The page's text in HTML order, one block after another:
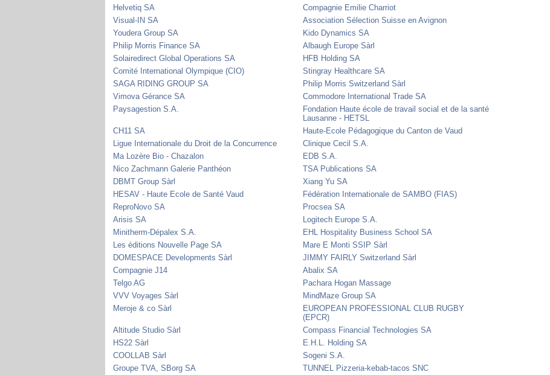
Helvetiq SA
Compagnie Emilie Charriot
Visual-IN SA
Association Sélection Suisse en Avignon
Youdera Group SA
Kido Dynamics SA
Philip Morris Finance SA
Albaugh Europe Sàrl
Solairedirect Global Operations SA
HFB Holding SA
Comité International Olympique (CIO)
Stingray Healthcare SA
SAGA RIDING GROUP SA
Philip Morris Switzerland Sàrl
Vimova Gérance SA
Commodore International Trade SA
Paysagestion S.A.
Fondation Haute école de travail social et de la santé
Lausanne - HETSL
CH11 SA
Haute-Ecole Pédagogique du Canton de Vaud
Ligue Internationale du Droit de la Concurrence
Clinique Cecil S.A.
Ma Lozère Bio - Chazalon
EDB S.A.
Nico Zachmann Galerie Panthéon
TSA Publications SA
DBMT Group Sàrl
Xiang Yu SA
HESAV - Haute Ecole de Santé Vaud
Fédération Internationale de SAMBO (FIAS)
ReproNovo SA
Procsea SA
Arisis SA
Logitech Europe S.A.
Minitherm-Dépalex S.A.
EHL Hospitality Business School SA
Les éditions Nouvelle Page SA
Mare E Monti SSIP Sàrl
DOMESPACE Developments Sàrl
JIMMY FAIRLY Switzerland Sàrl
Compagnie J14
Abalix SA
Telgo AG
Pachara Hogan Massage
VVV Voyages Sàrl
MindMaze Group SA
Meroje & co Sàrl
EUROPEAN PROFESSIONAL CLUB RUGBY
(EPCR)
Altitude Studio Sàrl
Compass Financial Technologies SA
HS22 Sàrl
E.H.L. Holding SA
COOLLAB Sàrl
Sogeni S.A.
Groupe TVA, SBorg SA
TUNNEL Pizzeria-kebab-tacos SNC